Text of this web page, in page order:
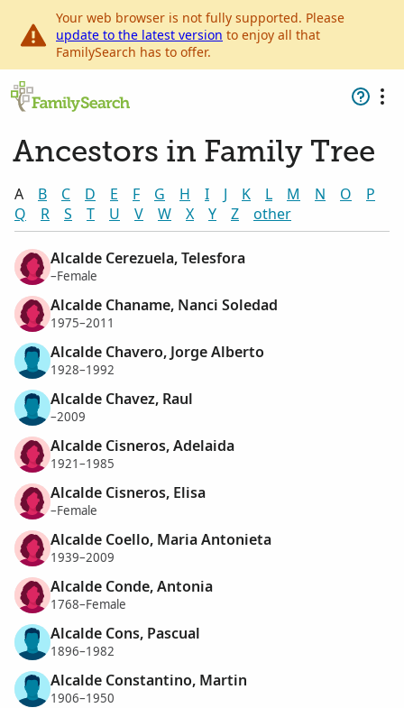
Your web browser is not fully supported. Please
update to the latest version to enjoy all that
FamilySearch has to offer.
Ancestors in Family Tree
A B C D E F G H I J K L M N O
P
Q
R S T U V W X Y Z other
Alcalde Cerezuela, Telesfora
–Female
Alcalde Chaname, Nanci Soledad
1975–2011
Alcalde Chavero, Jorge Alberto
1928–1992
Alcalde Chavez, Raul
–2009
Alcalde Cisneros, Adelaida
1921–1985
Alcalde Cisneros, Elisa
–Female
Alcalde Coello, Maria Antonieta
1939–2009
Alcalde Conde, Antonia
1768–Female
Alcalde Cons, Pascual
1896–1982
Alcalde Constantino, Martin
1906–1950